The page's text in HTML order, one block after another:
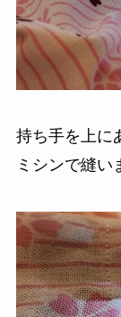
持ち手を上に
ミシンで縫い